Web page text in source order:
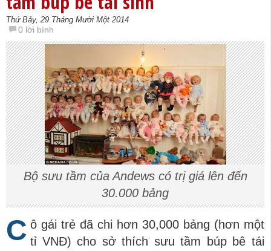
Thứ Bảy, 29 Tháng Mười Một 2014
0 lời bình
Bộ sưu tầm của Andews có trị giá lên đến
30.000 bảng
C ô gái trẻ đã chi hơn 30,000 bảng (hơn một
tỉ VNĐ) cho sở thích sưu tầm búp bê tái